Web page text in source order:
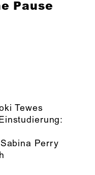
Pause
Tewes
Sabina Perry